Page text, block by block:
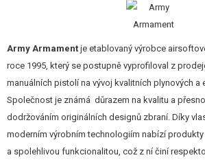
Standardní verze je osazena vnitřními díly ze slitin
zahrnuje:
Kompletní bicí mechanismus a komponenty
Kladívko a prvky pro reset spouště navržené
Všechny díly jsou plně kompatibilní se
což otevírá široké možnosti dalšího upgradu.
Ergonomie a ovládací prvky
Army Armament je etablovaný výrobce
roce 1995, který se postupně vyprofiloval z
manuálních pistolí na vývoj kvalitních plynových a
Společnost je známá důrazem na kvalitu a
dodržováním originálních designů zbraní. Díky
moderním výrobním technologiím nabízí
a spolehlivou funkcionalitou, což z ní činí